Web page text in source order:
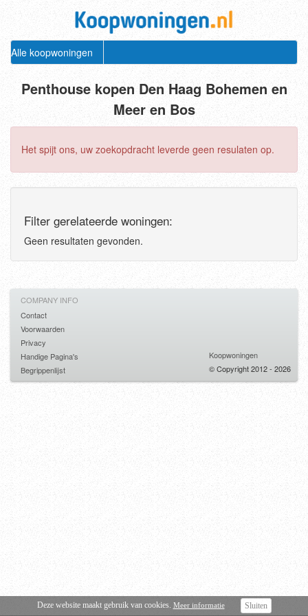
Alle koopwoningen
Penthouse kopen Den Haag Bohemen en
Meer en Bos
Het spijt ons, uw zoekopdracht leverde geen resulaten op.
Filter gerelateerde woningen:
Geen resultaten gevonden.
Deze website maakt gebruik van cookies. Meer informatie Sluiten
COMPANY INFO
Contact
Voorwaarden
Privacy
Handige Pagina's
Begrippenlijst
Koopwoningen
© Copyright 2012 - 2026